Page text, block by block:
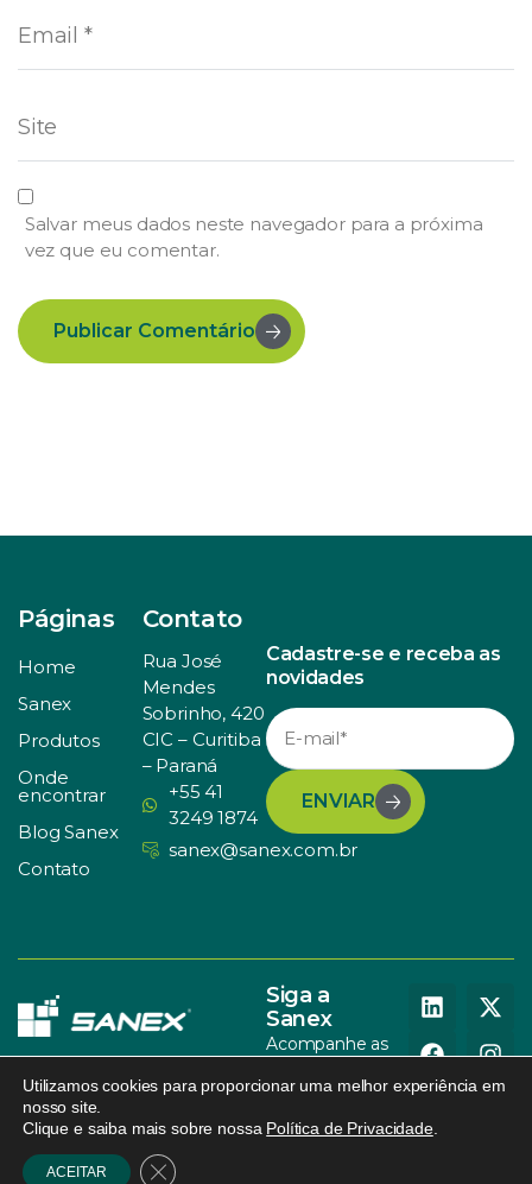
Salvar meus dados neste navegador para a próxima
vez que eu comentar.
Publicar Comentário
Páginas
Home
Sanex
Produtos
Onde
encontrar
Blog Sanex
Contato
Contato
Rua José
Mendes
Sobrinho, 420
CIC – Curitiba
– Paraná
+55 41
3249 1874
sanex@sanex.com.br
Cadastre-se e receba as
novidades
ENVIAR
Siga a
Sanex
Acompanhe as
sociais
© SANEX. Todos os direitos
reservados.
Política de Privacidade
Utilizamos cookies para proporcionar uma melhor experiência em
nosso site.
Clique e saiba mais sobre nossa Política de Privacidade.
ACEITAR Close GDPR Cookie Banner